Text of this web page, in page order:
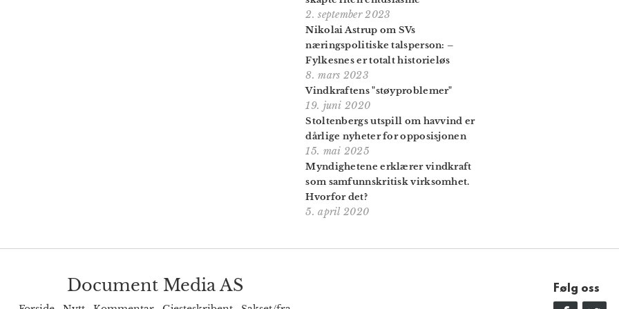
2. september 2023
Nikolai Astrup om SVs
næringspolitiske talsperson: –
Fylkesnes er totalt historieløs
8. mars 2023
Vindkraftens "støyproblemer"
19. juni 2020
Stoltenbergs utspill om havvind er
dårlige nyheter for opposisjonen
15. mai 2025
Myndighetene erklærer vindkraft
som samfunnskritisk virksomhet.
Hvorfor det?
5. april 2020
Document Media AS Følg oss